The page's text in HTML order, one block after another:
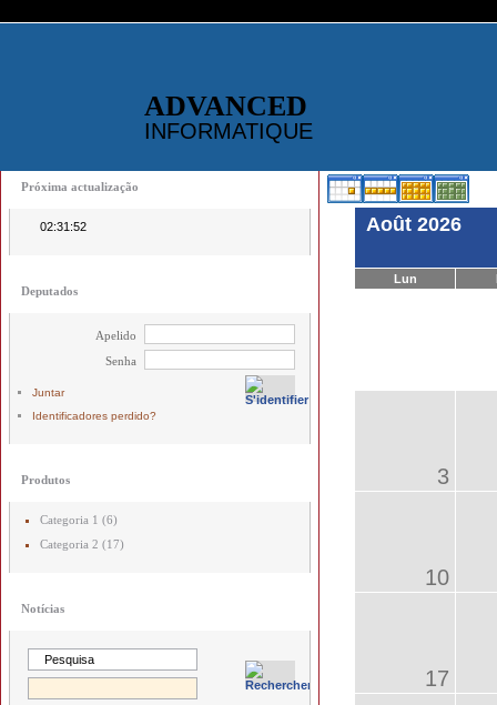
ADVANCED
INFORMATIQUE
Próxima actualização
02:31:52
Deputados
Apelido
Senha
Juntar
Identificadores perdido?
Produtos
Categoria 1 (6)
Categoria 2 (17)
Notícias
Août 2026
Lun
3
10
17